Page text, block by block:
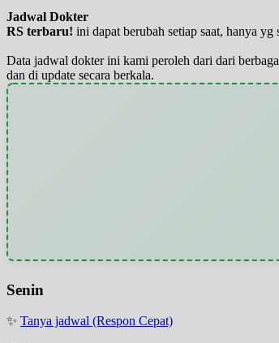
Jadwal Dokter
RS terbaru! ini dapat berubah setiap saat, hanya
Data jadwal dokter ini kami peroleh dari dari
dan di update secara berkala.
Senin
✨ Tanya jadwal (Respon Cepat)